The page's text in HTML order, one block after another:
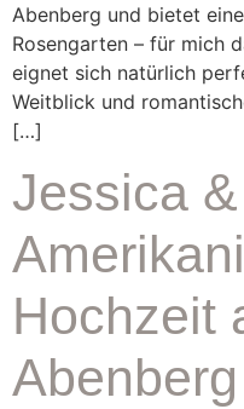
Abenberg und bietet
Rosengarten – für mich
eignet sich natürlich
Weitblick und
[…]
Jessica
Hochzeit
Abenberg